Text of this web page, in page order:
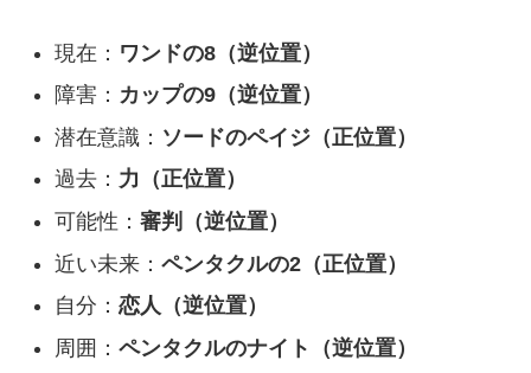
現在： ワンドの8（逆位置）
障害： カップの9（逆位置）
潜在意識： ソードのペイジ（正位置）
過去： 力（正位置）
可能性： 審判（逆位置）
近い未来： ペンタクルの2（正位置）
自分： 恋人（逆位置）
周囲： ペンタクルのナイト（逆位置）